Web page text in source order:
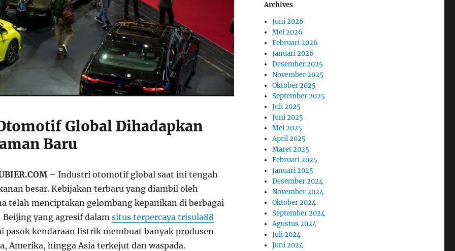
Global Dihadapkan
Baru
– Industri otomotif global saat ini tengah
besar. Kebijakan terbaru yang diambil oleh
telah menciptakan gelombang kepanikan di berbagai
Beijing yang agresif dalam situs terpercaya trisula88
pasok kendaraan listrik membuat banyak produsen
Amerika, hingga Asia terkejut dan waspada.
Archives
Juni 2026
Mei 2026
Februari 2026
Januari 2026
Desember 2025
November 2025
Oktober 2025
September 2025
Juli 2025
Juni 2025
Mei 2025
April 2025
Maret 2025
Februari 2025
Januari 2025
Desember 2024
November 2024
Oktober 2024
September 2024
Agustus 2024
Juli 2024
Juni 2024